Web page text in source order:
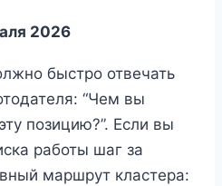
2026
быстро отвечать
“Чем вы
позицию?”. Если вы
работы шаг за
маршрут кластера: